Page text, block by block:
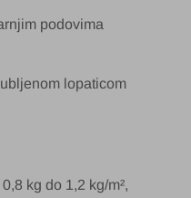
podovima
lopaticom
kg do 1,2 kg/m²,